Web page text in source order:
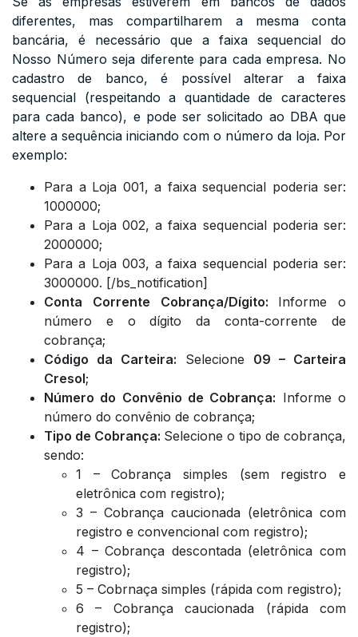
diferentes, mas compartilharem a mesma conta
bancária, é necessário que a faixa sequencial do
Nosso Número seja diferente para cada empresa. No
cadastro de banco, é possível alterar a faixa
sequencial (respeitando a quantidade de caracteres
para cada banco), e pode ser solicitado ao DBA que
altere a sequência iniciando com o número da loja. Por
exemplo:
Para a Loja 001, a faixa sequencial poderia ser:
1000000;
Para a Loja 002, a faixa sequencial poderia ser:
2000000;
Para a Loja 003, a faixa sequencial poderia ser:
3000000. [/bs_notification]
Conta Corrente Cobrança/Dígito: Informe o
número e o dígito da conta-corrente de
cobrança;
Código da Carteira: Selecione 09 – Carteira
Cresol;
Número do Convênio de Cobrança: Informe o
número do convênio de cobrança;
Tipo de Cobrança: Selecione o tipo de cobrança,
sendo:
1 – Cobrança simples (sem registro e
eletrônica com registro);
3 – Cobrança caucionada (eletrônica com
registro e convencional com registro);
4 – Cobrança descontada (eletrônica com
registro);
5 – Cobrnaça simples (rápida com registro);
6 – Cobrança caucionada (rápida com
registro);